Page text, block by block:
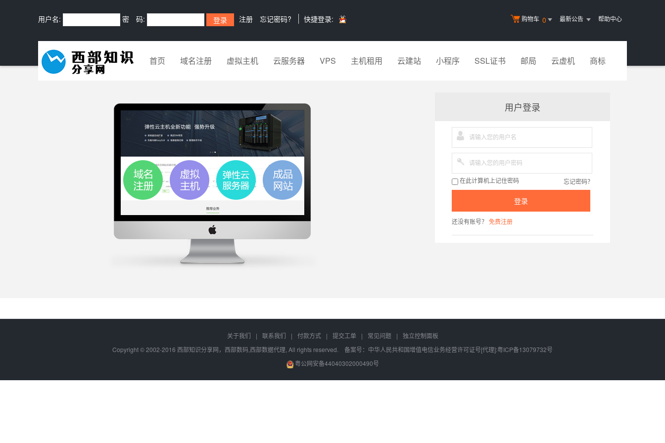
购物车 0 最新公告 帮助中心
用户名: 密 码: 注册 忘记密码? 快捷登录:
首页 域名注册 虚拟主机 云服务器 VPS 主机租用 云建站 小程序 SSL证书 邮局 云虚机 商标
用户登录
在此计算机上记住密码 忘记密码？
登录
还没有账号？ 免费注册
关于我们 | 联系我们 | 付款方式 | 提交工单 | 常见问题 |
独立控制面板
Copyright © 2002-2016 西部知识分享网，西部数码,西部数据代理, All rights reserved. 备案号： 中华人民共和国增值电信业务经营许可证号[代理]:粤ICP备13079732号
粤公网安备44040302000490号